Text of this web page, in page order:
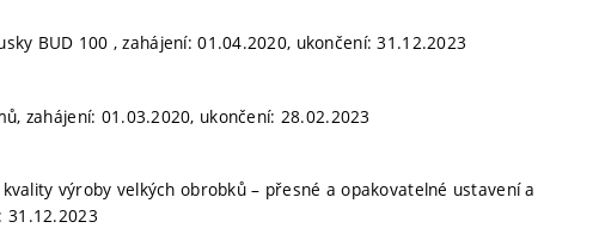
BUD 100 , zahájení: 01.04.2020, ukončení: 31.12.2023
zahájení: 01.03.2020, ukončení: 28.02.2023
výroby velkých obrobků – přesné a opakovatelné ustavení a
31.12.2023